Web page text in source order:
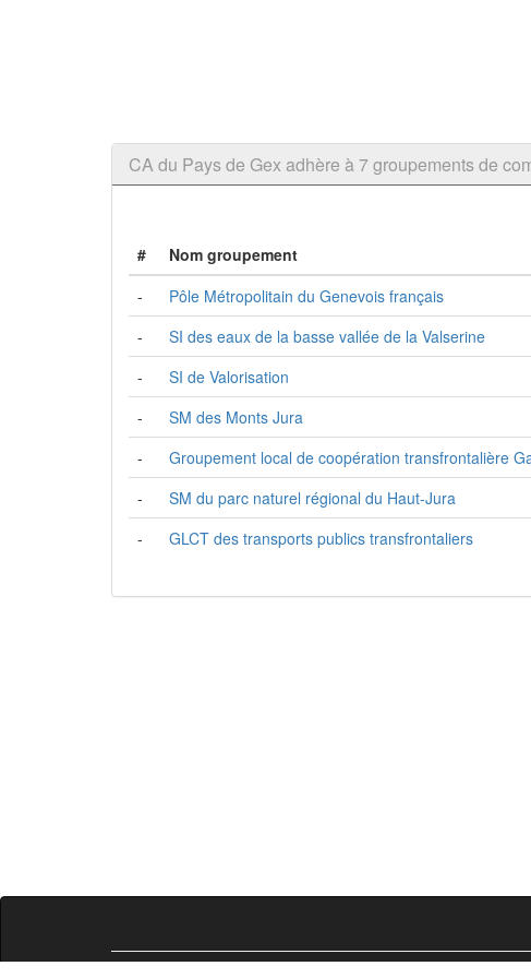
CA du Pays de Gex adhère à 7 groupements de
# Nom groupement
-
Pôle Métropolitain du Genevois français
-
SI des eaux de la basse vallée de la Valserine
-
SI de Valorisation
-
SM des Monts Jura
-
Groupement local de coopération transfrontalière
-
SM du parc naturel régional du Haut-Jura
-
GLCT des transports publics transfrontaliers